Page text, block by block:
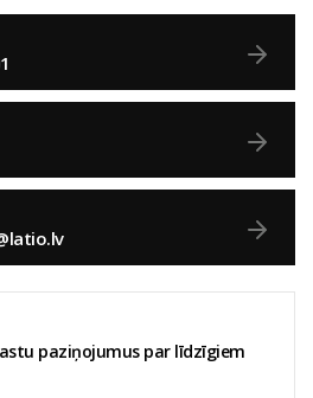
paziņojumus par līdzīgiem